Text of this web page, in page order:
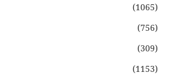
(1065)
(756)
(309)
(1153)